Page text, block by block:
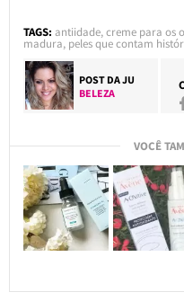
TAGS: antiidade,creme para os
madura, peles que contam
POST DAJU
BELEZA
VOCÊ